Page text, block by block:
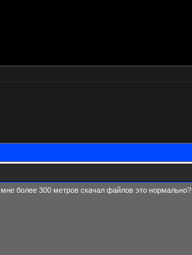
более 300 метров скачал файлов это нормально?